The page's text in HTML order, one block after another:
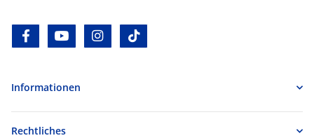
facebookyoutube instagram
Informationen
Rechtliches